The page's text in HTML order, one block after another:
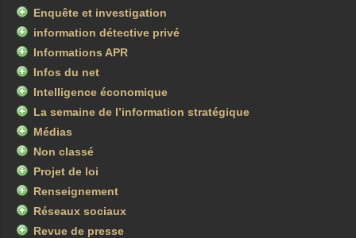
Enquête et investigation
information détective privé
Informations APR
Infos du net
Intelligence économique
La semaine de l’information stratégique
Médias
Non classé
Projet de loi
Renseignement
Réseaux sociaux
Revue de presse